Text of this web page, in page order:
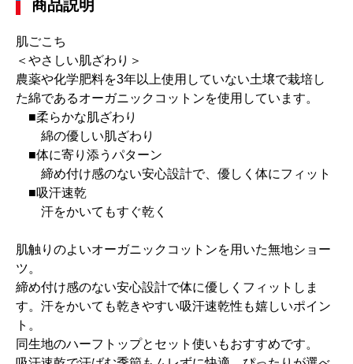
商品説明
肌ごこち
＜やさしい肌ざわり＞
農薬や化学肥料を3年以上使用していない土壌で栽培し
た綿であるオーガニックコットンを使用しています。
■柔らかな肌ざわり
綿の優しい肌ざわり
■体に寄り添うパターン
締め付け感のない安心設計で、優しく体にフィット
■吸汗速乾
汗をかいてもすぐ乾く
肌触りのよいオーガニックコットンを用いた無地ショー
ツ。
締め付け感のない安心設計で体に優しくフィットしま
す。汗をかいても乾きやすい吸汗速乾性も嬉しいポイン
ト。
同生地のハーフトップとセット使いもおすすめです。